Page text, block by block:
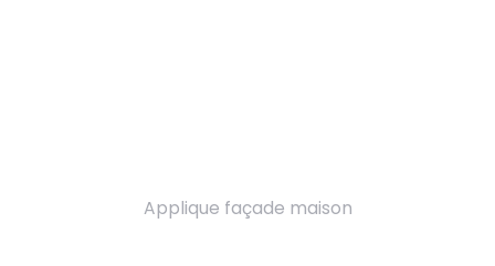
Applique façade maison